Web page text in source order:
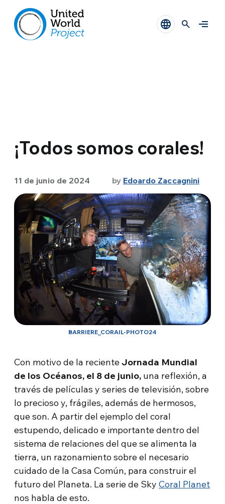
¡Todos somos corales!
11 de junio de 2024 by Edoardo Zaccagnini
BARRIERE_CORAIL-PHOTO24
Con motivo de la recienteJornada Mundial
de los Océanos, el 8 de junio, una reflexión, a
través de películas y series de televisión, sobre
lo precioso y, frágiles, además de hermosos,
que son. A partir del ejemplo del coral
estupendo, delicado e importante dentro del
sistema de relaciones del que se alimenta la
tierra, un razonamiento sobre el necesario
cuidado de la Casa Común, para construir el
futuro del Planeta. La serie de SkyCoral Planet
nos habla de esto.